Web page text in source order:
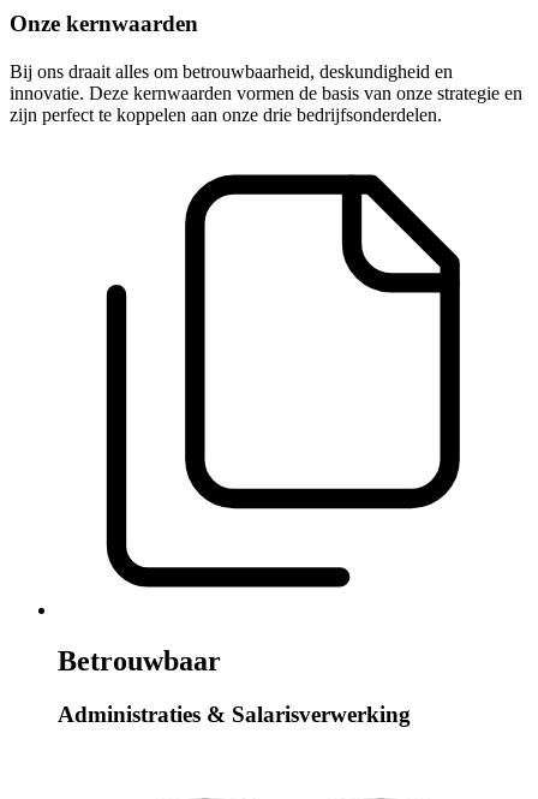
Onze kernwaarden
Bij ons draait alles om betrouwbaarheid, deskundigheid en
innovatie. Deze kernwaarden vormen de basis van onze strategie en
zijn perfect te koppelen aan onze drie bedrijfsonderdelen.
Betrouwbaar
Administraties & Salarisverwerking